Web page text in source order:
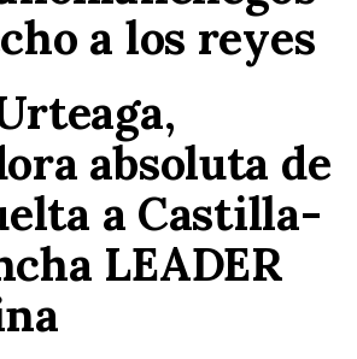
a los reyes
absoluta de
a Castilla-
LEADER